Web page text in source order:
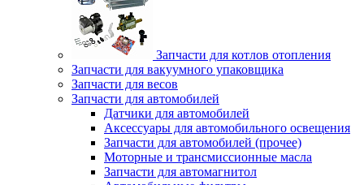
Запчасти для котлов отопления
Запчасти для вакуумного упаковщика
Запчасти для весов
Запчасти для автомобилей
Датчики для автомобилей
Аксессуары для автомобильного освещения
Запчасти для автомобилей (прочее)
Моторные и трансмиссионные масла
Запчасти для автомагнитол